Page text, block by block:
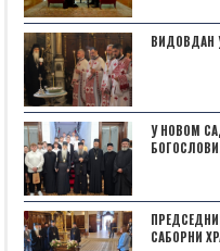
ВИДОВДАН
У НОВОМ
САБОРНИ